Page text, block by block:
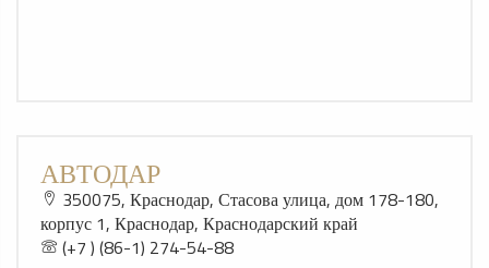
АВТОДАР
350075, Краснодар, Стасова улица, дом 178-180,
корпус 1, Краснодар, Краснодарский край
(+7 ) (86-1) 274-54-88